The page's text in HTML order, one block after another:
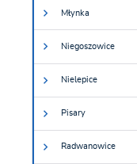
Młynka
Niegoszowice
Nielepice
Pisary
Radwanowice